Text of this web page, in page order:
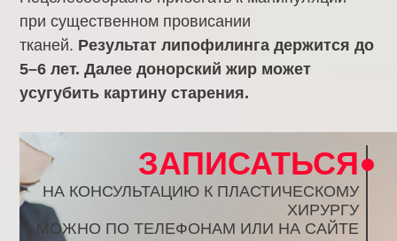
при существенном провисании
тканей. Результат липофилинга держится до
5–6 лет. Далее донорский жир может
усугубить картину старения.
ЗАПИСАТЬСЯ
НА КОНСУЛЬТАЦИЮ К ПЛАСТИЧЕСКОМУ
ХИРУРГУ
МОЖНО ПО ТЕЛЕФОНАМ ИЛИ НА САЙТЕ